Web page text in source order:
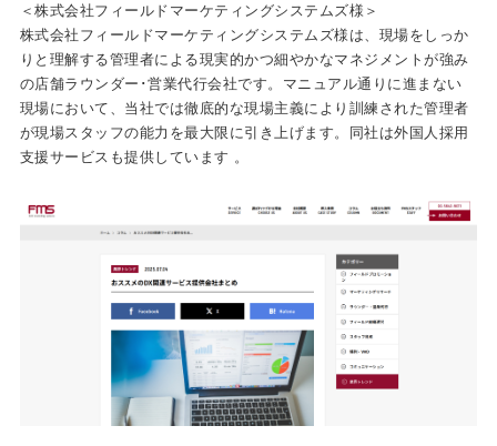
＜株式会社フィールドマーケティングシステムズ様＞
株式会社フィールドマーケティングシステムズ様は、現場をしっか
りと理解する管理者による現実的かつ細やかなマネジメントが強み
の店舗ラウンダー･営業代行会社です。マニュアル通りに進まない
現場において、当社では徹底的な現場主義により訓練された管理者
が現場スタッフの能力を最大限に引き上げます。同社は外国人採用
支援サービスも提供しています 。